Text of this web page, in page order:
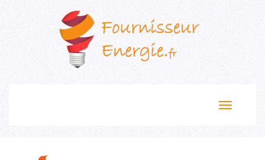
Toggle